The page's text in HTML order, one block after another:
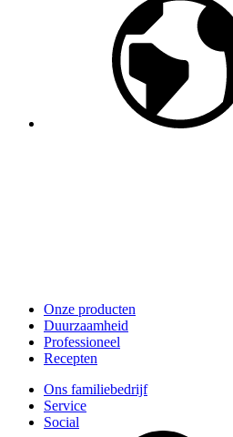
Onze producten
Duurzaamheid
Professioneel
Recepten
Ons familiebedrijf
Service
Social